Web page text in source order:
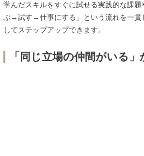
学んだスキルをすぐに試せる実践的な課
ぶ→試す→仕事にする」という流れを一貫
してステップアップできます。
「同じ立場の仲間がいる